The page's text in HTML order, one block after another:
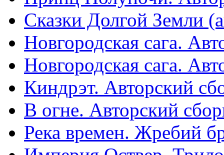
Сказки Долгой Земли
Новгородская сага.
Новгородская сага.
Киндрэт. Авторский
В огне. Авторский
Река времен. Жребий